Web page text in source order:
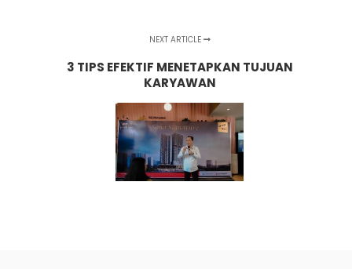
NEXT ARTICLE
3 TIPS EFEKTIF MENETAPKAN TUJUAN
KARYAWAN